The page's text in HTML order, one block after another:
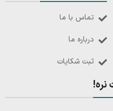
تماس با ما
درباره ما
ثبت شکایات